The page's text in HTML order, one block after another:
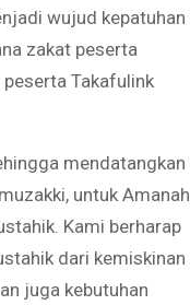
wujud kepatuhan
zakat peserta
Takafulink
mendatangkan
untuk Amanah
Kami berharap
dari kemiskinan
juga kebutuhan